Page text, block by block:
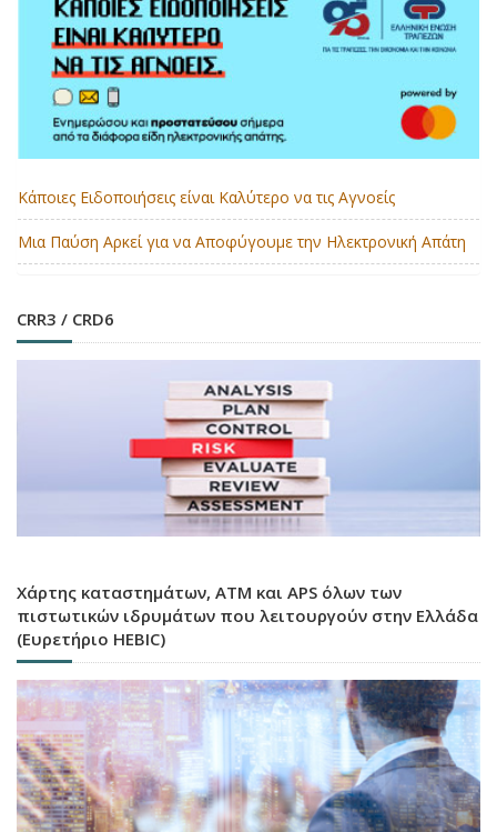
Κάποιες Ειδοποιήσεις είναι Καλύτερο να τις Αγνοείς
Μια Παύση Αρκεί για να Αποφύγουμε την Ηλεκτρονική Απάτη
CRR3 / CRD6
Χάρτης καταστημάτων, ATM και APS όλων των
πιστωτικών ιδρυμάτων που λειτουργούν στην Ελλάδα
(Ευρετήριο HEBIC)